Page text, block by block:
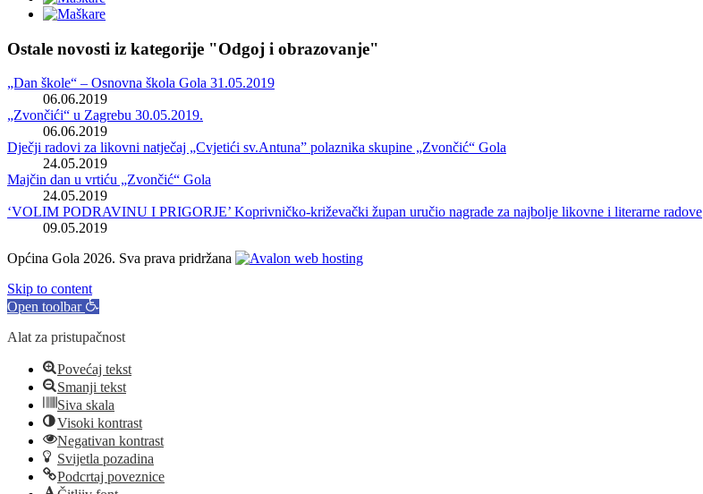
Ostale novosti iz kategorije "Odgoj i obrazovanje"
„Dan škole“ – Osnovna škola Gola 31.05.2019
06.06.2019
„Zvončići“ u Zagrebu 30.05.2019.
06.06.2019
Dječji radovi za likovni natječaj „Cvjetići sv.Antuna” polaznika skupine „Zvončić“ Gola
24.05.2019
Majčin dan u vrtiću „Zvončić“ Gola
24.05.2019
‘VOLIM PODRAVINU I PRIGORJE’ Koprivničko-križevački župan uručio nagrade za najbolje likovne i literarne radove
09.05.2019
Općina Gola 2026. Sva prava pridržana
Skip to content
Open toolbar
Alat za pristupačnost
Povećaj tekst
Smanji tekst
Siva skala
Visoki kontrast
Negativan kontrast
Svijetla pozadina
Podcrtaj poveznice